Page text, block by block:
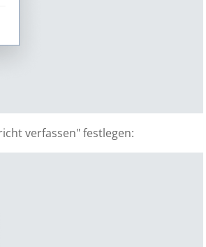
verfassen" festlegen: